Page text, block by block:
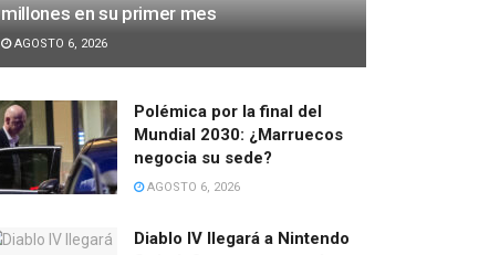
millones en su primer mes
AGOSTO 6, 2026
Polémica por la final del
Mundial 2030: ¿Marruecos
negocia su sede?
AGOSTO 6, 2026
Diablo IV llegará a Nintendo